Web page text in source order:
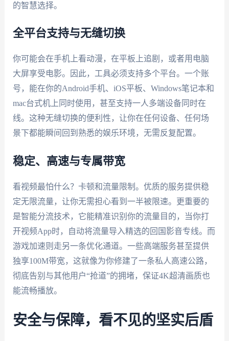
的智慧选择。
全平台支持与无缝切换
你可能会在手机上看动漫，在平板上追剧，或者用电脑
大屏享受电影。因此，工具必须支持多个平台。一个账
号，能在你的Android手机、iOS平板、Windows笔记本和
mac台式机上同时使用，甚至支持一人多端设备同时在
线。这种无缝切换的便利性，让你在任何设备、任何场
景下都能瞬间回到熟悉的娱乐环境，无需反复配置。
稳定、高速与专属带宽
看视频最怕什么？卡顿和流量限制。优质的服务提供稳
定无限流量，让你无需担心看到一半被限速。更重要的
是智能分流技术，它能精准识别你的流量目的，当你打
开视频App时，自动将流量导入精选的回国影音专线。而
游戏加速则走另一条优化通道。一些高端服务甚至提供
独享100M带宽，这就像为你修建了一条私人高速公路，
彻底告别与其他用户“抢道”的拥堵，保证4K超清画质也
能流畅播放。
安全与保障，看不见的坚实后盾